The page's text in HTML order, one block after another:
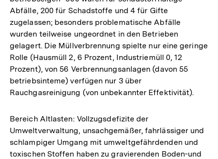
Abfälle, 200 für Schadstoffe und 4 für Gifte
zugelassen; besonders problematische Abfälle
wurden teilweise ungeordnet in den Betrieben
gelagert. Die Müllverbrennung spielte nur eine geringe
Rolle (Hausmüll 2, 6 Prozent, Industriemüll 0, 12
Prozent), von 56 Verbrennungsanlagen (davon 55
betriebsinteme) verfügen nur 3 über
Rauchgasreinigung (von unbekannter Effektivität).
Bereich Altlasten: Vollzugsdefizite der
Umweltverwaltung, unsachgemäßer, fahrlässiger und
schlampiger Umgang mit umweltgefährdenden und
toxischen Stoffen haben zu gravierenden Boden-und